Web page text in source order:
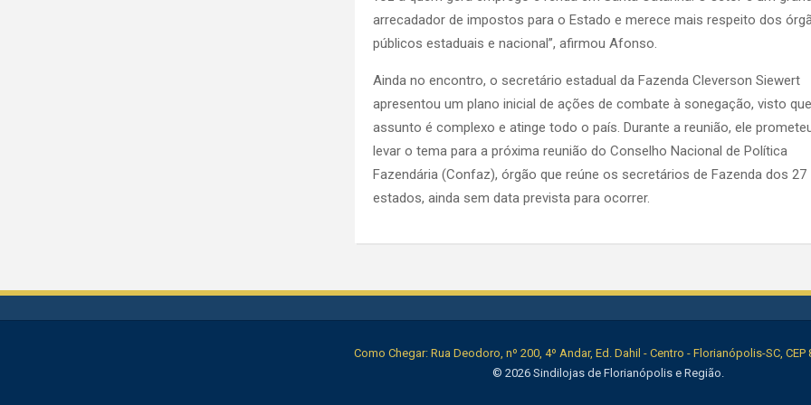
arrecadador de impostos para o Estado e merece mais respeito dos
públicos estaduais e nacional”, afirmou Afonso.
Ainda no encontro, o secretário estadual da Fazenda Cleverson Siewert
apresentou um plano inicial de ações de combate à sonegação, visto
assunto é complexo e atinge todo o país. Durante a reunião, ele
levar o tema para a próxima reunião do Conselho Nacional de Política
Fazendária (Confaz), órgão que reúne os secretários de Fazenda dos 27
estados, ainda sem data prevista para ocorrer.
Como Chegar: Rua Deodoro, nº 200, 4º Andar, Ed. Dahil - Centro - Florianópolis-SC, CEP
© 2026 Sindilojas de Florianópolis e Região.